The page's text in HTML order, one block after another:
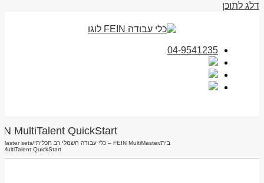
דלג לתוכן
04-9541235
MultiTalent QuickStart
בית/FEIN MultiMaster – כלי עבודה חשמלי רב תכליתי /
sets
MultiTalent QuickStart